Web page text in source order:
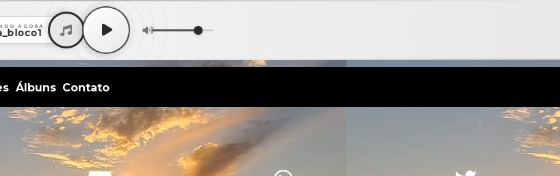
AGORA
• NOVO_Hits_Mania_1 SEGaSEX_NOVO_Hits_Mania_bloco1
Álbuns Contato